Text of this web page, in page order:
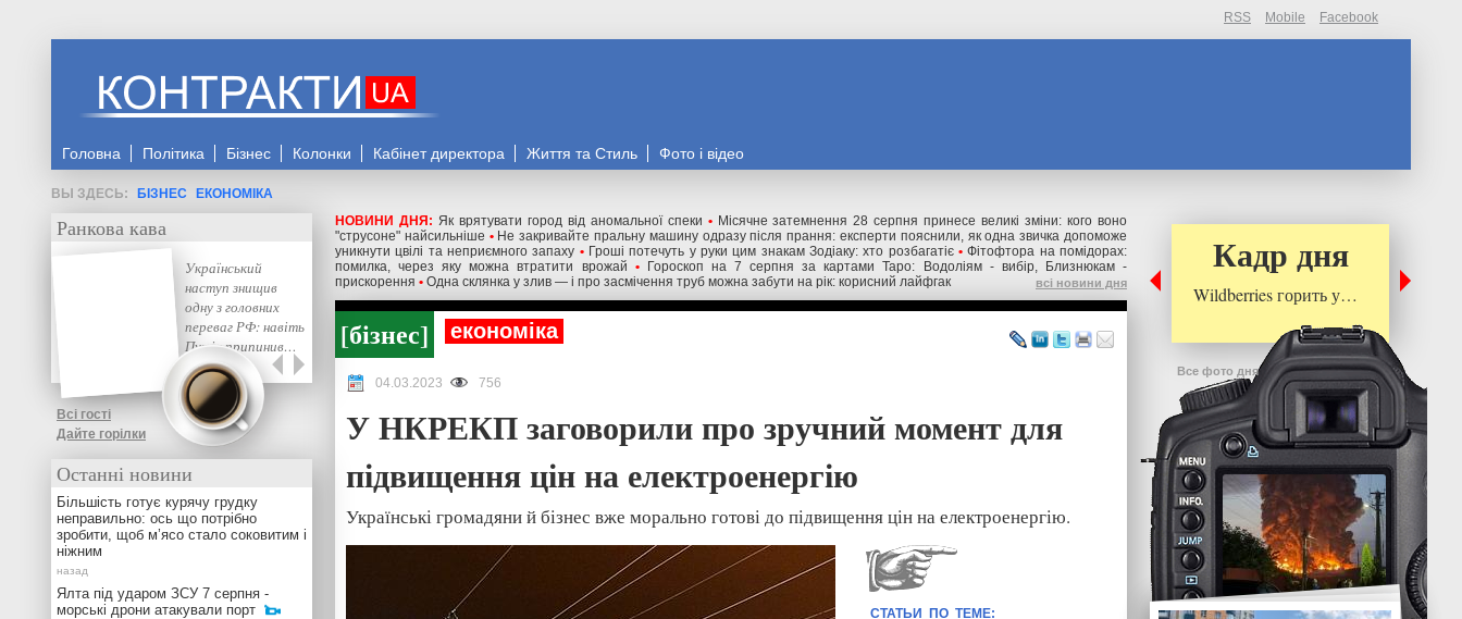
RSS Mobile Facebook
Головна Політика Бізнес Колонки Кабінет директора Життя та Стиль Фото і відео
БІЗНЕС
ЕКОНОМІКА
НОВИНИ ДНЯ: Як врятувати город від аномальної спеки • Місячне затемнення 28 серпня принесе великі зміни: кого воно
"струсоне" найсильніше • Не закривайте пральну машину одразу після прання: експерти пояснили, як одна звичка допоможе
уникнути цвілі та неприємного запаху • Гроші потечуть у руки цим знакам Зодіаку: хто розбагатіє • Фітофтора на помідорах:
помилка, через яку можна втратити врожай •
Гороскоп на 7 серпня за картами Таро: Водоліям - вибір, Близнюкам -
прискорення • Одна склянка у злив — і про засмічення труб можна забути на рік: корисний лайфгак всі новини дня
бізнес економіка
04.03.2023 756
У НКРЕКП заговорили про зручний момент для
підвищення цін на електроенергію
Українські громадяни й бізнес вже морально готові до підвищення цін на електроенергію.
Ранкова кава
Український
наступ знищив
одну з головних
переваг РФ: навіть
Путін припинив…
Всі гості
Дайте горілки
Останні новини
Більшість готує курячу грудку
неправильно: ось що потрібно
зробити, щоб м’ясо стало соковитим і
ніжним
Ялта під ударом ЗСУ 7 серпня -
морські дрони атакували порт
Кадр дня
Wildberries горить у…
Все фото дня